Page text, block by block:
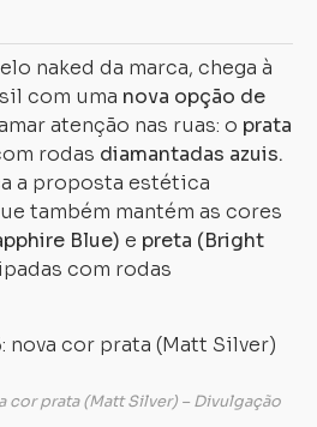
naked da marca, chega à
com uma nova opção de
atenção nas ruas: o prata
rodas diamantadas azuis.
a proposta estética
também mantém as cores
Blue) e preta (Bright
com rodas
cor prata (Matt Silver) – Divulgação